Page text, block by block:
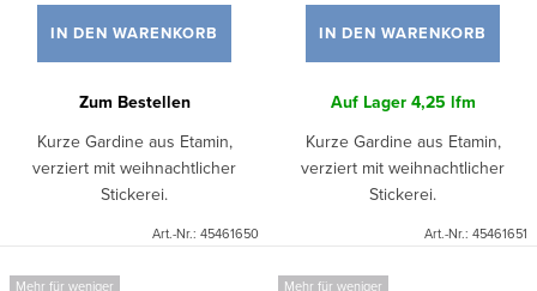
IN DEN WARENKORB
Zum Bestellen
Kurze Gardine aus Etamin,
verziert mit weihnachtlicher
Stickerei.
Art.-Nr.: 45461650
IN DEN WARENKORB
Auf Lager4,25 lfm
Kurze Gardine aus Etamin,
verziert mit weihnachtlicher
Stickerei.
Art.-Nr.: 45461651
Mehr für weniger Mehr für weniger